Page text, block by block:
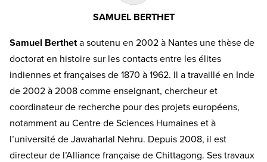
SAMUEL BERTHET
Samuel Bertheta soutenu en 2002 à Nantes une thèse de
doctorat en histoire sur les contacts entre les élites
indiennes et françaises de 1870 à 1962. Il a travaillé en Inde
de 2002 à 2008 comme enseignant, chercheur et
coordinateur de recherche pour des projets européens,
notamment au Centre de Sciences Humaines et à
l’université de Jawaharlal Nehru. Depuis 2008, il est
directeur de l’Alliance française de Chittagong. Ses travaux